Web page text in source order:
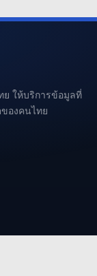
ย ให้บริการข้อมูลที่
องคนไทย